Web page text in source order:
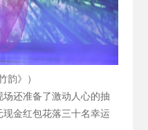
韵》）
还准备了激动人心的抽
金红包花落三十名幸运